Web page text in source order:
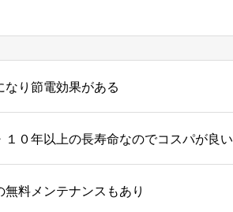
なり節電効果がある
０年以上の長寿命なのでコスパが良い
料メンテナンスもあり